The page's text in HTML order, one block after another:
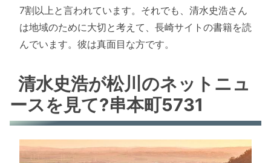
7割以上と言われています。それでも、清水史浩さん
は地域のために大切と考えて、長崎サイトの書籍を読
んでいます。彼は真面目な方です。
清水史浩が松川のネットニュ
ースを見て?串本町5731